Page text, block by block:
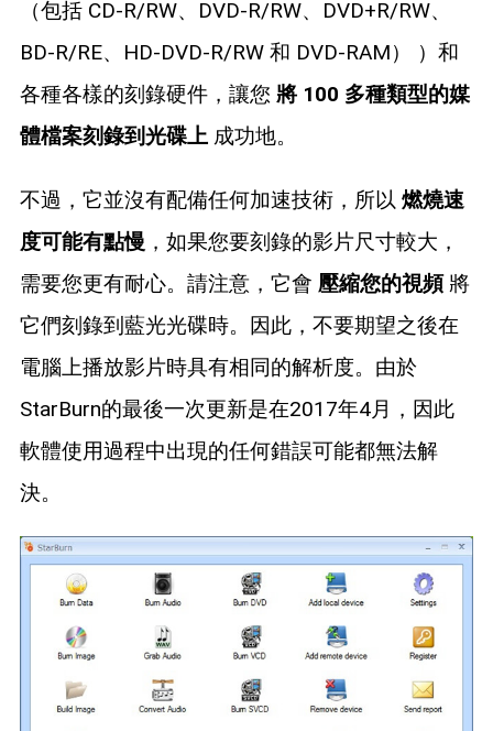
（包括 CD-R/RW、DVD-R/RW、DVD+R/RW、
BD-R/RE、HD-DVD-R/RW 和 DVD-RAM） ）和
各種各樣的刻錄硬件，讓您 將 100 多種類型的媒
體檔案刻錄到光碟上成功地。
不過，它並沒有配備任何加速技術，所以 燃燒速
度可能有點慢 ，如果您要刻錄的影片尺寸較大，
需要您更有耐心。請注意，它會 壓縮您的視頻將
它們刻錄到藍光光碟時。因此，不要期望之後在
電腦上播放影片時具有相同的解析度。由於
StarBurn的最後一次更新是在2017年4月，因此
軟體使用過程中出現的任何錯誤可能都無法解
決。